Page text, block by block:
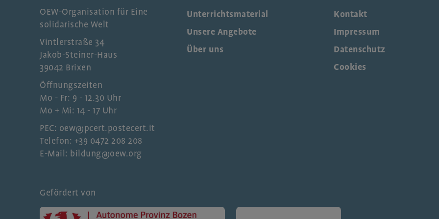
OEW-Organisation für Eine
solidarische Welt
Vintlerstraße 34
Jakob-Steiner-Haus
39042 Brixen
Öffnungszeiten
Mo - Fr: 9 - 12.30 Uhr
Mo + Mi: 14 - 17 Uhr
PEC: oew@pcert.postecert.it
Telefon: +39 0472 208 208
E-Mail: bildung@oew.org
Unterrichtsmaterial
Unsere Angebote
Über uns
Kontakt
Impressum
Datenschutz
Cookies
Gefördert von